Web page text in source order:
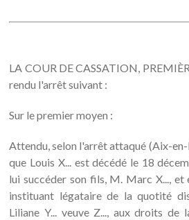
LA COUR DE CASSATION,
rendu l'arrêt suivant :
Sur le premier moyen :
Attendu, selon l'arrêt attaqué (Aix-
que Louis X... est décédé le 18
lui succéder son fils, M. Marc X...,
instituant légataire de la quotité
Liliane Y... veuve Z..., aux droits de